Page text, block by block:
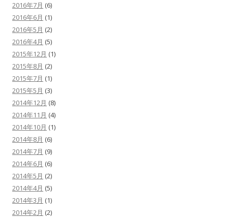
2016年7月 (6)
2016年6月 (1)
2016年5月 (2)
2016年4月 (5)
2015年12月 (1)
2015年8月 (2)
2015年7月 (1)
2015年5月 (3)
2014年12月 (8)
2014年11月 (4)
2014年10月 (1)
2014年8月 (6)
2014年7月 (9)
2014年6月 (6)
2014年5月 (2)
2014年4月 (5)
2014年3月 (1)
2014年2月 (2)